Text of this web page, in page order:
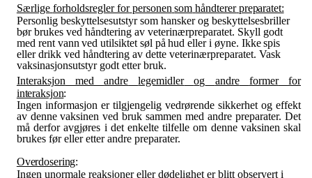
Særlige forholdsregler for personen som håndtererpreparatet:
Personlig beskyttelsesutstyr som hansker og beskyttelsesbriller
bør brukes ved håndtering av veterinærpreparatet. Skyll godt
med rent vann ved utilsiktet søl på hud eller i øyne. Ikke spis
eller drikk ved håndtering av dette veterinærpreparatet. Vask
vaksinasjonsutstyr godt etter bruk.
Interaksjon
med andre legemidler og andre former
for
interaksjon:
Ingen informasjon er tilgjengelig vedrørende sikkerhet og effekt
av denne vaksinen ved bruk sammen med andre preparater. Det
må derfor avgjøres i det enkelte tilfelle om denne vaksinen skal
brukes før eller etter andre preparater.
Overdosering:
Ingen unormale reaksjoner eller dødelighet er blitt observert i